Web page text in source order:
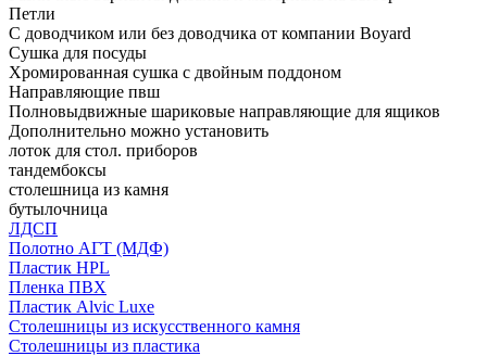
Петли
С доводчиком или без доводчика от компании Boyard
Сушка для посуды
Хромированная сушка с двойным поддоном
Направляющие пвш
Полновыдвижные шариковые направляющие для ящиков
Дополнительно можно установить
лоток для стол. приборов
тандембоксы
столешница из камня
бутылочница
ЛДСП
Полотно АГТ (МДФ)
Пластик HPL
Пленка ПВХ
Пластик Alvic Luxe
Столешницы из искусственного камня
Столешницы из пластика